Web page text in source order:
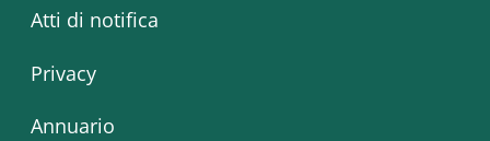
Atti di notifica
Privacy
Annuario